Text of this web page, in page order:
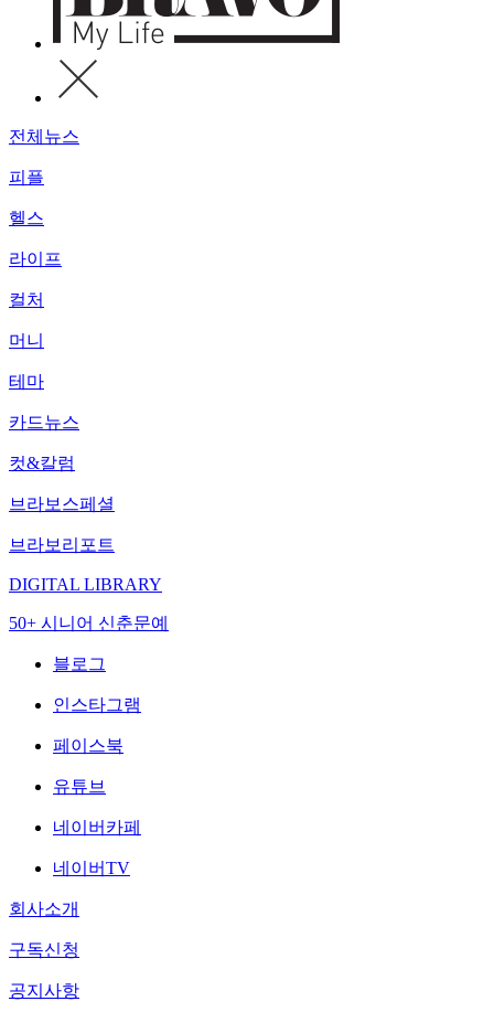
전체뉴스
피플
헬스
라이프
컬처
머니
테마
카드뉴스
컷&칼럼
브라보스페셜
브라보리포트
DIGITAL LIBRARY
50+ 시니어 신춘문예
블로그
인스타그램
페이스북
유튜브
네이버카페
네이버TV
회사소개
구독신청
공지사항